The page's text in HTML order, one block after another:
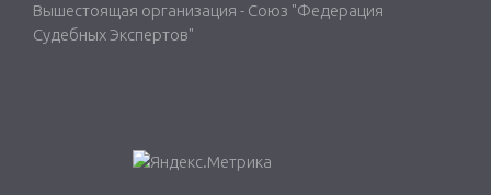
Вышестоящая организация - Союз "Федерация
Судебных Экспертов"